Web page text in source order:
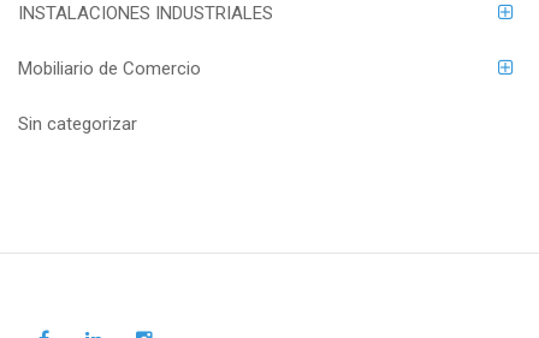
INSTALACIONES INDUSTRIALES
Mobiliario de Comercio
Sin categorizar